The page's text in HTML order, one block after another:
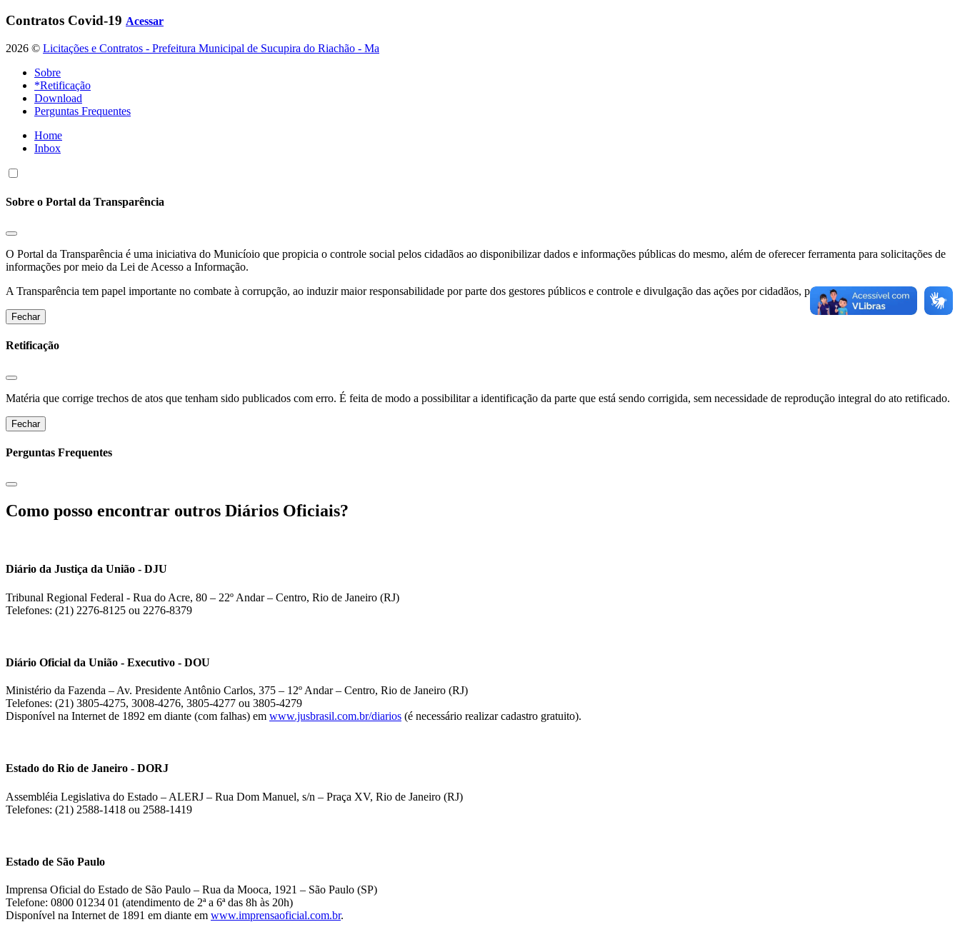
Contratos Covid-19 Acessar
2026 © Licitações e Contratos - Prefeitura Municipal de Sucupira do Riachão - Ma
Sobre
*Retificação
Download
Perguntas Frequentes
Home
Inbox
Sobre o Portal da Transparência
O Portal da Transparência é uma iniciativa do Municíoio que propicia o controle social pelos cidadãos ao disponibilizar dados e informações públicas do mesmo, além de oferecer ferramenta para solicitações de
informações por meio da Lei de Acesso a Informação.
A Transparência tem papel importante no combate à corrupção, ao induzir maior responsabilidade por parte dos gestores públicos e controle e divulgação das ações por cidadãos, pesquisadores e mídia.
Fechar
Retificação
Matéria que corrige trechos de atos que tenham sido publicados com erro. É feita de modo a possibilitar a identificação da parte que está sendo corrigida, sem necessidade de reprodução integral do ato retificado.
Fechar
Perguntas Frequentes
Como posso encontrar outros Diários Oficiais?
Diário da Justiça da União - DJU
Tribunal Regional Federal - Rua do Acre, 80 – 22º Andar – Centro, Rio de Janeiro (RJ)
Telefones: (21) 2276-8125 ou 2276-8379
Diário Oficial da União - Executivo - DOU
Ministério da Fazenda – Av. Presidente Antônio Carlos, 375 – 12º Andar – Centro, Rio de Janeiro (RJ)
Telefones: (21) 3805-4275, 3008-4276, 3805-4277 ou 3805-4279
Disponível na Internet de 1892 em diante (com falhas) em www.jusbrasil.com.br/diarios (é necessário realizar cadastro gratuito).
Estado do Rio de Janeiro - DORJ
Assembléia Legislativa do Estado – ALERJ – Rua Dom Manuel, s/n – Praça XV, Rio de Janeiro (RJ)
Telefones: (21) 2588-1418 ou 2588-1419
Estado de São Paulo
Imprensa Oficial do Estado de São Paulo – Rua da Mooca, 1921 – São Paulo (SP)
Telefone: 0800 01234 01 (atendimento de 2ª a 6ª das 8h às 20h)
Disponível na Internet de 1891 em diante em www.imprensaoficial.com.br.